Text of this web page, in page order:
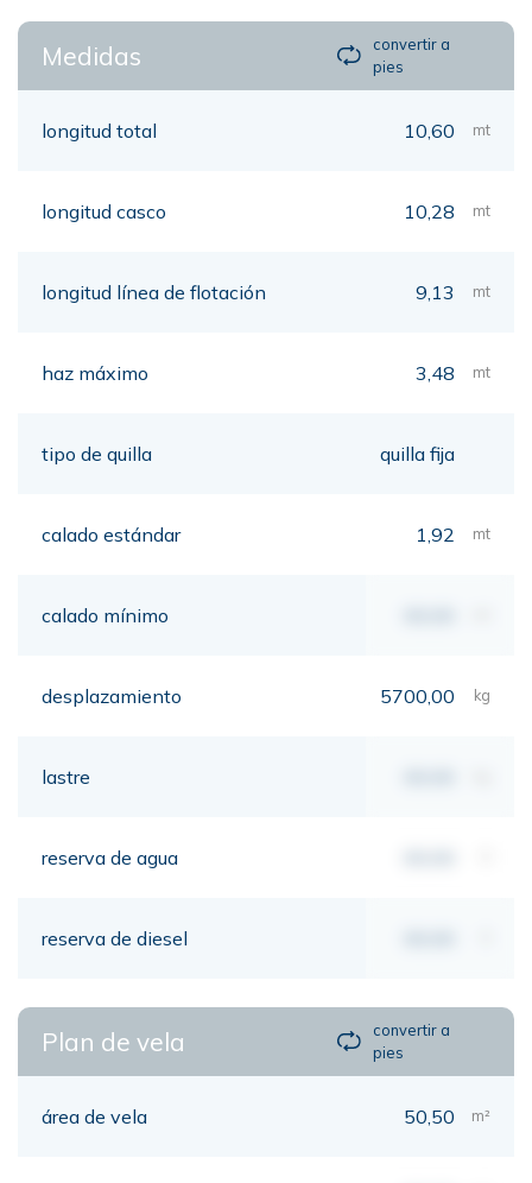
Medidas
convertir a
pies
longitud total 10,60 mt
longitud casco 10,28 mt
longitud línea de flotación 9,13 mt
haz máximo 3,48 mt
tipo de quilla quilla fija
calado estándar 1,92 mt
calado mínimo
desplazamiento 5700,00 kg
lastre
reserva de agua
reserva de diesel
Plan de vela
convertir a
pies
área de vela 50,50 m²